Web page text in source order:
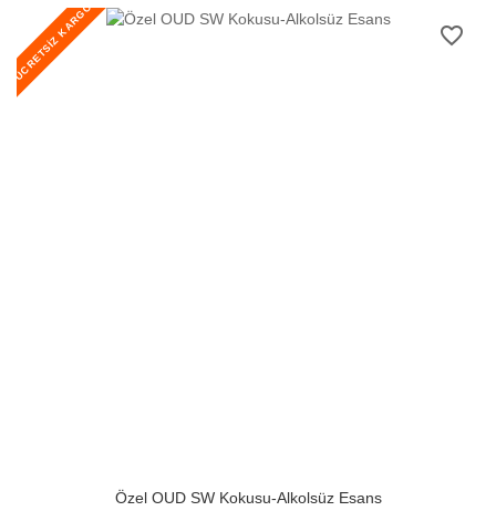
ÜCRETSİZ KARGO favorite_border
Özel OUD SW Kokusu-Alkolsüz Esans